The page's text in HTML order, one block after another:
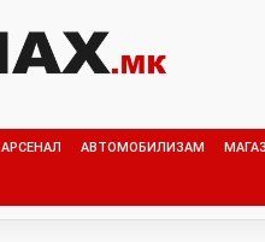
АРСЕНАЛ АВТОМОБИЛИЗАМ